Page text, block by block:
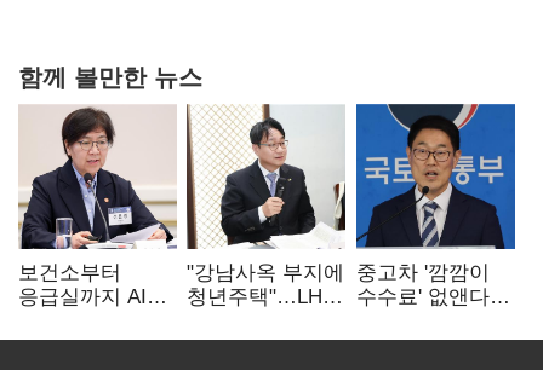
함께 볼만한 뉴스
보건소부터
응급실까지 AI
혁신 본격화
"강남사옥 부지에
청년주택"…LH도
중고차 '깜깜이
수수료' 없앤다…
생기면 환불